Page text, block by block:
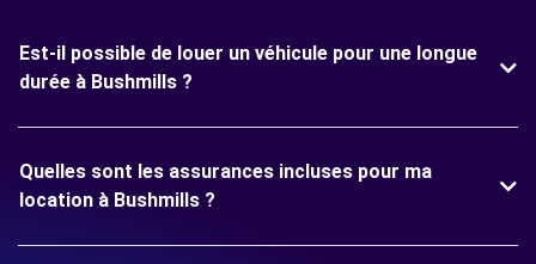
Est-il possible de louer un véhicule pour une longue
durée à Bushmills ?
Quelles sont les assurances incluses pour ma
location à Bushmills ?